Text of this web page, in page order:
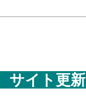
38,791[
](2016)
費と電力も含
サイト更